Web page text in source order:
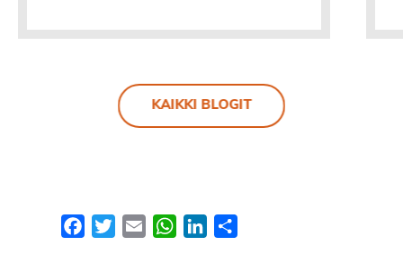
KAIKKI BLOGIT
FacebookTwitterEmail WhatsApp
LinkedIn